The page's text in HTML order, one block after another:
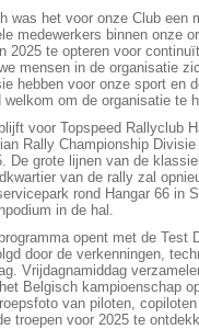
was het voor onze Club een
medewerkers binnen onze
2025 te opteren voor
mensen in de organisatie
hebben voor onze sport en
welkom om de organisatie te
voor Topspeed Rallyclub
Rally Championship
De grote lijnen van de
van de rally zal
rond Hangar 66 in
in de hal.
opent met de Test
door de verkenningen,
Vrijdagnamiddag
Belgisch kampioenschap
van piloten,
troepen voor 2025 te